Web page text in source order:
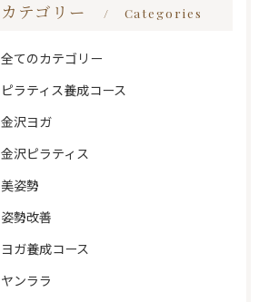
カテゴリー Categories
全てのカテゴリー
ピラティス養成コース
金沢ヨガ
金沢ピラティス
美姿勢
姿勢改善
ヨガ養成コース
ヤンララ